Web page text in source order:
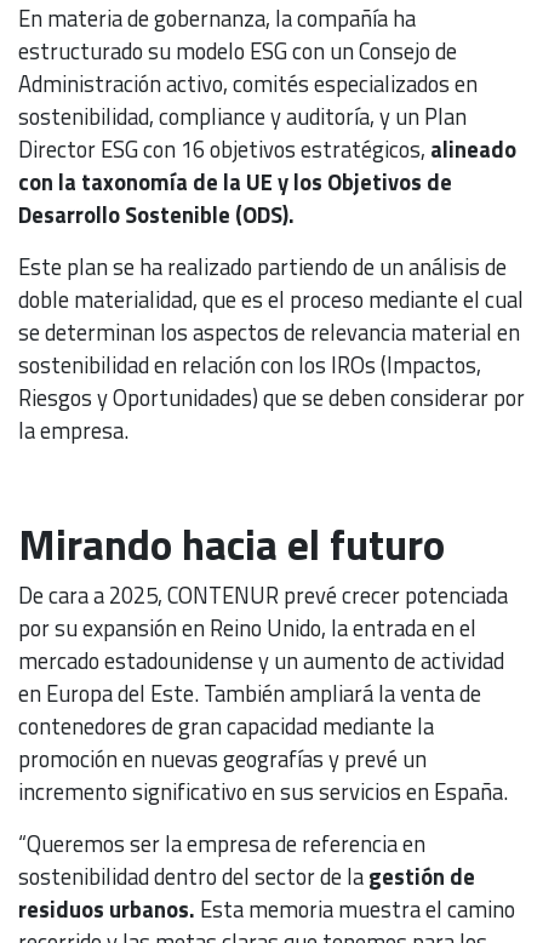
En materia de gobernanza, la compañía ha
estructurado su modelo ESG con un Consejo de
Administración activo, comités especializados en
sostenibilidad, compliance y auditoría, y un Plan
Director ESG con 16 objetivos estratégicos, alineado
con la taxonomía de la UE y los Objetivos de
Desarrollo Sostenible (ODS).
Este plan se ha realizado partiendo de un análisis de
doble materialidad, que es el proceso mediante el cual
se determinan los aspectos de relevancia material en
sostenibilidad en relación con los IROs (Impactos,
Riesgos y Oportunidades) que se deben considerar por
la empresa.
Mirando hacia el futuro
De cara a 2025, CONTENUR prevé crecer potenciada
por su expansión en Reino Unido, la entrada en el
mercado estadounidense y un aumento de actividad
en Europa del Este. También ampliará la venta de
contenedores de gran capacidad mediante la
promoción en nuevas geografías y prevé un
incremento significativo en sus servicios en España.
“Queremos ser la empresa de referencia en
sostenibilidad dentro del sector de lagestión de
residuos urbanos. Esta memoria muestra el camino